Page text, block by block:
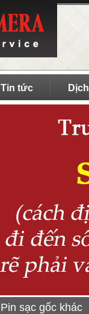
Tin tức
Pin sạc gốc khác